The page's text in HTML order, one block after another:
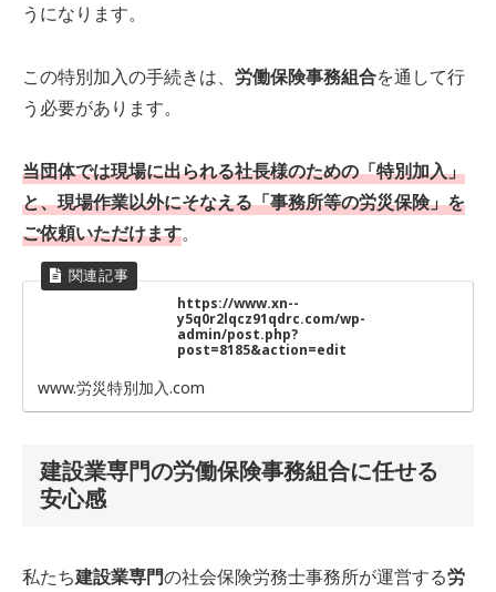
うになります。
この特別加入の手続きは、 労働保険事務組合を通して行
う必要があります。
当団体では現場に出られる社長様のための「特別加入」
と、現場作業以外にそなえる「事務所等の労災保険」を
ご依頼いただけます。
https://www.xn--
y5q0r2lqcz91qdrc.com/wp-
admin/post.php?
post=8185&action=edit
www.労災特別加入.com
建設業専門の労働保険事務組合に任せる
安心感
私たち建設業専門の社会保険労務士事務所が運営する労